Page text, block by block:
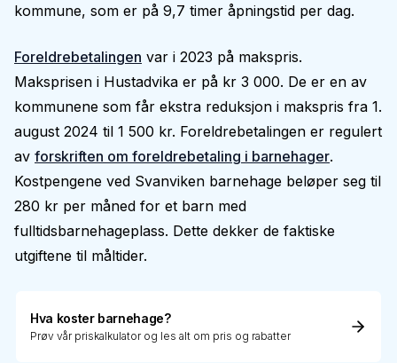
kommune, som er på 9,7 timer åpningstid per dag.
Foreldrebetalingen var i 2023 på makspris.
Maksprisen i Hustadvika er på kr 3 000. De er en av
kommunene som får ekstra reduksjon i makspris fra 1.
august 2024 til 1 500 kr. Foreldrebetalingen er regulert
av forskriften om foreldrebetaling i barnehager.
Kostpengene ved Svanviken barnehage beløper seg til
280 kr per måned for et barn med
fulltidsbarnehageplass. Dette dekker de faktiske
utgiftene til måltider.
Hva koster barnehage?
Prøv vår priskalkulator og les alt om pris og rabatter